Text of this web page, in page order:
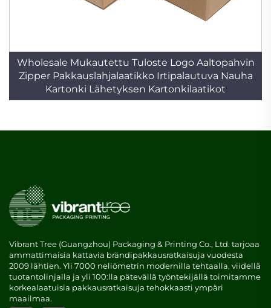
Wholesale Mukautettu Tuloste Logo Aaltopahvin
Zipper Pakkauslahjalaatikko Irtipalautuva Nauha
Kartonki Lähetyksen Kartonkilaatikot
Vibrant Tree (Guangzhou) Packaging & Printing Co., Ltd. tarjoaa
ammattimaisia kattavia brändipakkausratkaisuja vuodesta
2009 lähtien. Yli 7000 neliömetrin modernilla tehtaalla, viidellä
tuotantolinjalla ja yli 100:lla pätevällä työntekijällä toimitamme
korkealaatuisia pakkausratkaisuja tehokkaasti ympäri
maailmaa.